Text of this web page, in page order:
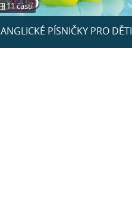
11 částí
ANGLICKÉ PÍSNIČKY PRO DĚTI